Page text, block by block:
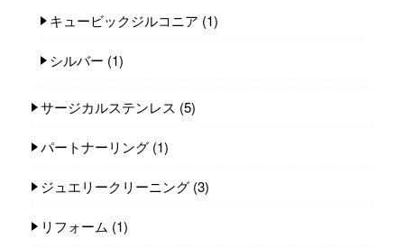
キュービックジルコニア (1)
シルバー (1)
サージカルステンレス (5)
パートナーリング (1)
ジュエリークリーニング (3)
リフォーム (1)